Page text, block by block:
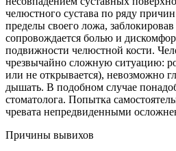
челюстного сустава по ряду
пределы своего ложа,
сопровождается болью и
подвижности челюстной кости.
чрезвычайно сложную ситуацию:
или не открывается), невозможно
дышать. В подобном случае
стоматолога. Попытка
чревата непредвиденными
Причины вывихов